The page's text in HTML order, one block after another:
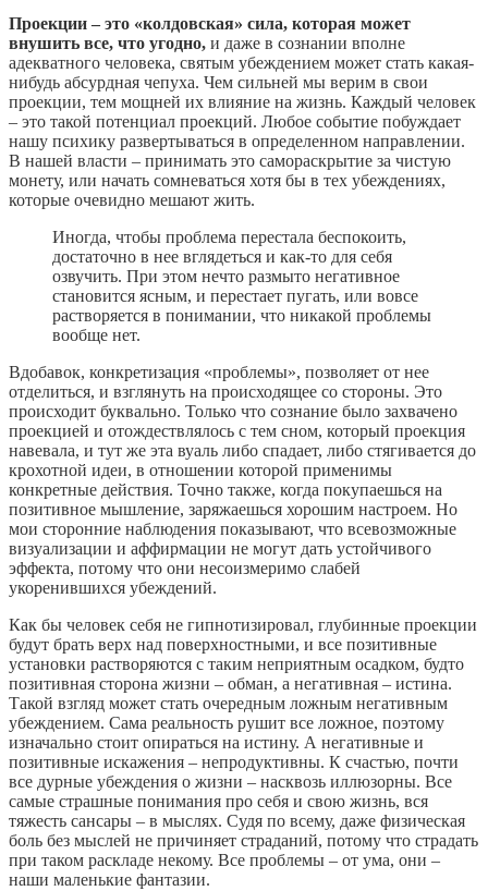
Проекции – это «колдовская» сила, которая может
внушить все, что угодно, и даже в сознании вполне
адекватного человека, святым убеждением может стать какая-
нибудь абсурдная чепуха. Чем сильней мы верим в свои
проекции, тем мощней их влияние на жизнь. Каждый человек
– это такой потенциал проекций. Любое событие побуждает
нашу психику развертываться в определенном направлении.
В нашей власти – принимать это самораскрытие за чистую
монету, или начать сомневаться хотя бы в тех убеждениях,
которые очевидно мешают жить.
Иногда, чтобы проблема перестала беспокоить,
достаточно в нее вглядеться и как-то для себя
озвучить. При этом нечто размыто негативное
становится ясным, и перестает пугать, или вовсе
растворяется в понимании, что никакой проблемы
вообще нет.
Вдобавок, конкретизация «проблемы», позволяет от нее
отделиться, и взглянуть на происходящее со стороны. Это
происходит буквально. Только что сознание было захвачено
проекцией и отождествлялось с тем сном, который проекция
навевала, и тут же эта вуаль либо спадает, либо стягивается до
крохотной идеи, в отношении которой применимы
конкретные действия. Точно также, когда покупаешься на
позитивное мышление, заряжаешься хорошим настроем. Но
мои сторонние наблюдения показывают, что всевозможные
визуализации и аффирмации не могут дать устойчивого
эффекта, потому что они несоизмеримо слабей
укоренившихся убеждений.
Как бы человек себя не гипнотизировал, глубинные проекции
будут брать верх над поверхностными, и все позитивные
установки растворяются с таким неприятным осадком, будто
позитивная сторона жизни – обман, а негативная – истина.
Такой взгляд может стать очередным ложным негативным
убеждением. Сама реальность рушит все ложное, поэтому
изначально стоит опираться на истину. А негативные и
позитивные искажения – непродуктивны. К счастью, почти
все дурные убеждения о жизни – насквозь иллюзорны. Все
самые страшные понимания про себя и свою жизнь, вся
тяжесть сансары – в мыслях. Судя по всему, даже физическая
боль без мыслей не причиняет страданий, потому что страдать
при таком раскладе некому. Все проблемы – от ума, они –
наши маленькие фантазии.